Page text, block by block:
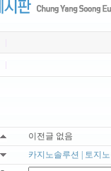
이전글 없음
카지노솔루션 | 토지